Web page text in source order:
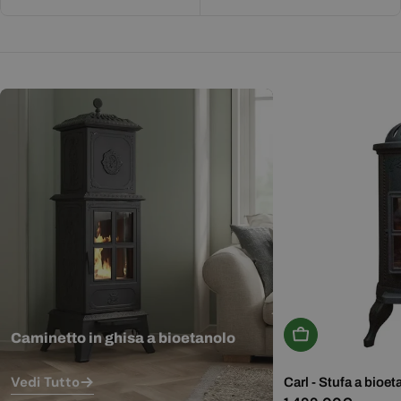
Caminetto in ghisa a bioetanolo
Vedi Tutto
Aggiungi Al
Carl - Stufa a